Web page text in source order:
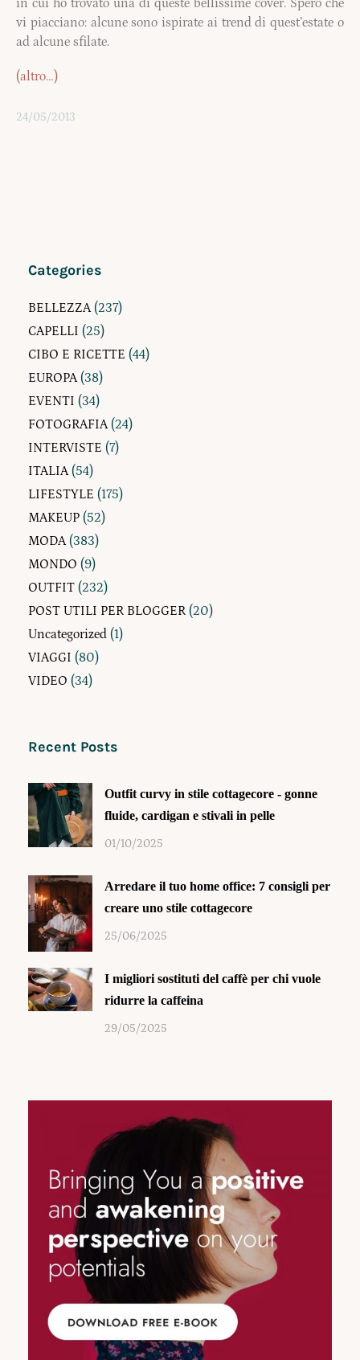
in cui ho trovato una di queste bellissime cover. Spero che
vi piacciano: alcune sono ispirate ai trend di quest’estate o
ad alcune sfilate.
(altro…)
24/05/2013
Categories
BELLEZZA(237)
CAPELLI (25)
CIBO E RICETTE (44)
EUROPA(38)
EVENTI (34)
FOTOGRAFIA(24)
INTERVISTE (7)
ITALIA(54)
LIFESTYLE (175)
MAKEUP (52)
MODA(383)
MONDO (9)
OUTFIT (232)
POST UTILI PER BLOGGER (20)
Uncategorized (1)
VIAGGI (80)
VIDEO (34)
Recent Posts
Outfit curvy in stile cottagecore - gonne
fluide, cardigan e stivali in pelle
01/10/2025
Arredare il tuo home office: 7 consigli per
creare uno stile cottagecore
25/06/2025
I migliori sostituti del caffè per chi vuole
ridurre la caffeina
29/05/2025